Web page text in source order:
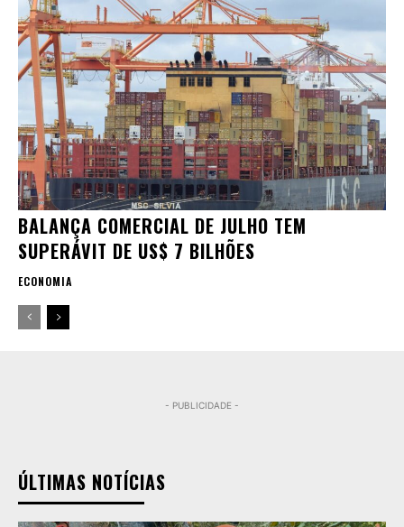
BALANÇA COMERCIAL DE JULHO TEM
SUPERÁVIT DE US$ 7 BILHÕES
ECONOMIA
- PUBLICIDADE -
ÚLTIMAS NOTÍCIAS